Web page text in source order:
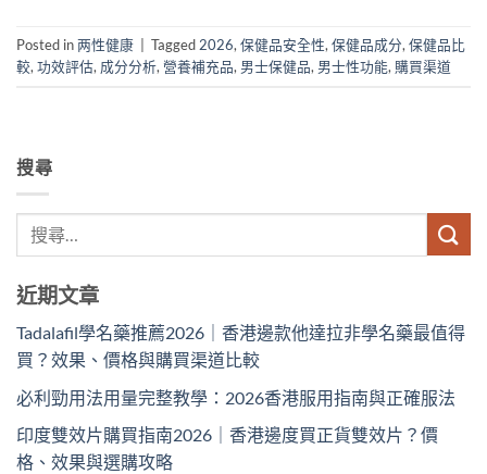
Posted in两性健康 Tagged2026,保健品安全性,保健品成分,保健品比
較,功效評估, 成分分析,營養補充品, 男士保健品, 男士性功能, 購買渠道
搜尋
近期文章
Tadalafil學名藥推薦2026｜香港邊款他達拉非學名藥最值得
買？效果、價格與購買渠道比較
必利勁用法用量完整教學：2026香港服用指南與正確服法
印度雙效片購買指南2026｜香港邊度買正貨雙效片？價
格、效果與選購攻略